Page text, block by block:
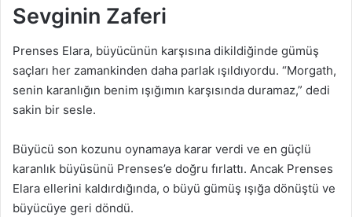
Sevginin Zaferi
Prenses Elara, büyücünün karşısına dikildiğinde gümüş
saçları her zamankinden daha parlak ışıldıyordu. “Morgath,
senin karanlığın benim ışığımın karşısında duramaz,” dedi
sakin bir sesle.
Büyücü son kozunu oynamaya karar verdi ve en güçlü
karanlık büyüsünü Prenses’e doğru fırlattı. Ancak Prenses
Elara ellerini kaldırdığında, o büyü gümüş ışığa dönüştü ve
büyücüye geri döndü.